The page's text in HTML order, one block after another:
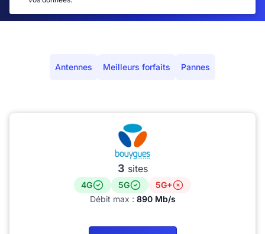
Antennes Meilleurs forfaits Pannes
3 sites
4G 5G
5G+
Débit max : 890 Mb/s